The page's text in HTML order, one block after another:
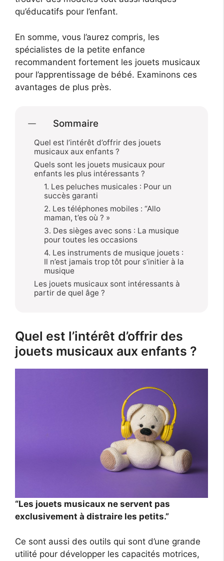
qu’éducatifs pour l’enfant.
En somme, vous l’aurez compris, les
spécialistes de la petite enfance
recommandent fortement les jouets musicaux
pour l’apprentissage de bébé. Examinons ces
avantages de plus près.
Sommaire
Quel est l’intérêt d’offrir des jouets
musicaux aux enfants ?
Quels sont les jouets musicaux pour
enfants les plus intéressants ?
1. Les peluches musicales : Pour un
succès garanti
2. Les téléphones mobiles : “Allo
maman, t’es où ? »
3. Des sièges avec sons : La musique
pour toutes les occasions
4. Les instruments de musique jouets :
Il n’est jamais trop tôt pour s’initier à la
musique
Les jouets musicaux sont intéressants à
partir de quel âge ?
Quel est l’intérêt d’offrir des
jouets musicaux aux enfants ?
“Les jouets musicaux ne servent pas
exclusivement à distraire les petits.”
Ce sont aussi des outils qui sont d’une grande
utilité pour développer les capacités motrices,